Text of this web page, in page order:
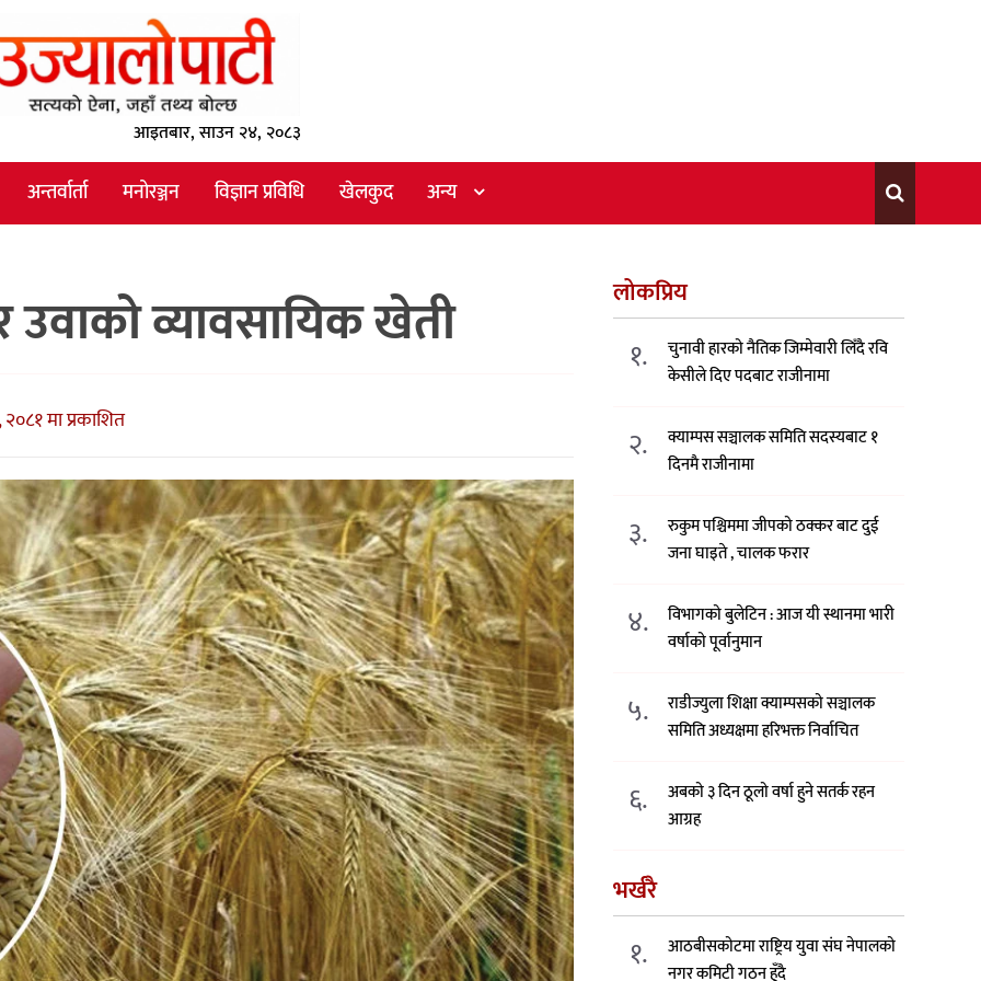
आइतबार, साउन २४, २०८३
अन्तर्वार्ता मनोरञ्जन विज्ञान प्रविधि खेलकुद अन्य
उवाको व्यावसायिक खेती
मा प्रकाशित
लोकप्रिय
१.
चुनावी हारको नैतिक जिम्मेवारी लिँदै रवि
केसीले दिए पदबाट राजीनामा
२.
क्याम्पस सञ्चालक समिति सदस्यबाट १
दिनमै राजीनामा
३.
रुकुम पश्चिममा जीपको ठक्कर बाट दुई
जना घाइते , चालक फरार
४.
विभागको बुलेटिन : आज यी स्थानमा भारी
वर्षाको पूर्वानुमान
५.
राडीज्युला शिक्षा क्याम्पसको सञ्चालक
समिति अध्यक्षमा हरिभक्त निर्वाचित
६.
अबको ३ दिन ठूलो वर्षा हुने सतर्क रहन
आग्रह
भर्खरै
१.
आठबीसकोटमा राष्ट्रिय युवा संघ नेपालको
नगर कमिटी गठन हुँदै